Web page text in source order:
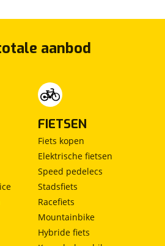
aanbod
FIETSEN
Fiets kopen
Elektrische fietsen
Speed pedelecs
Stadsfiets
Racefiets
Mountainbike
Hybride fiets